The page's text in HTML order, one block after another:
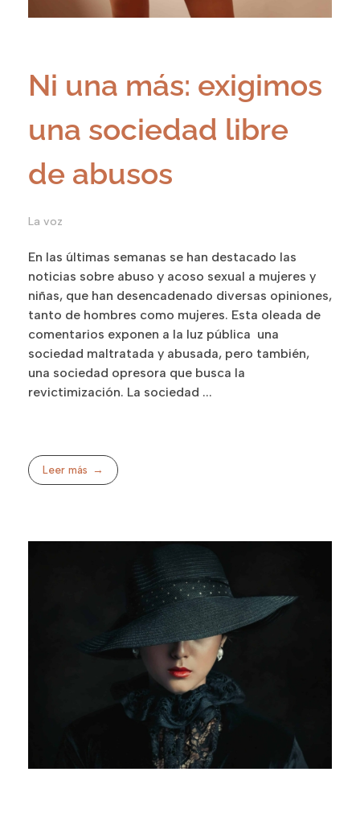
Ni una más: exigimos
una sociedad libre
de abusos
La voz
En las últimas semanas se han destacado las
noticias sobre abuso y acoso sexual a mujeres y
niñas, que han desencadenado diversas opiniones,
tanto de hombres como mujeres. Esta oleada de
comentarios exponen a la luz pública una
sociedad maltratada y abusada, pero también,
una sociedad opresora que busca la
revictimización. La sociedad ...
Leer más